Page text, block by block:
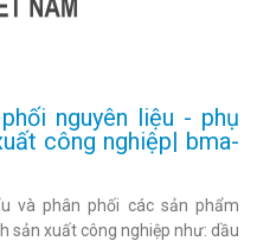
nguyên liệu - phụ
công nghiệp| bma-
và phân phối các sản phẩm
sản xuất công nghiệp như: dầu